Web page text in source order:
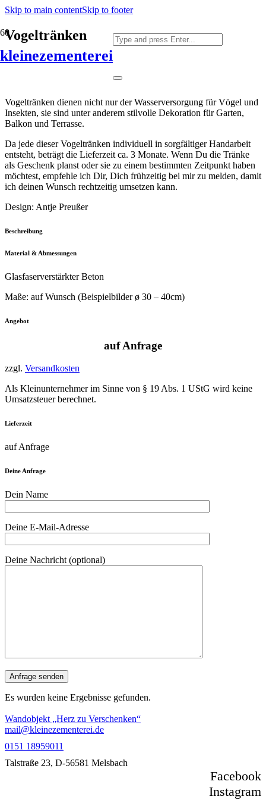
Skip to main contentSkip to footer
kleinezementerei
Vogeltränken
Vogeltränken dienen nicht nur der Wasserversorgung für Vögel und
Insekten, sie sind unter anderem stilvolle Dekoration für Garten,
Balkon und Terrasse.
Da jede dieser Vogeltränken individuell in sorgfältiger Handarbeit
entsteht, beträgt die Lieferzeit ca. 3 Monate. Wenn Du die Tränke
als Geschenk planst oder sie zu einem bestimmten Zeitpunkt haben
möchtest, empfehle ich Dir, Dich frühzeitig bei mir zu melden, damit
ich deinen Wunsch rechtzeitig umsetzen kann.
Design: Antje Preußer
Beschreibung
Material & Abmessungen
Glasfaserverstärkter Beton
Maße: auf Wunsch (Beispielbilder ø 30 – 40cm)
Angebot
auf Anfrage
zzgl. Versandkosten
Als Kleinunternehmer im Sinne von § 19 Abs. 1 UStG wird keine
Umsatzsteuer berechnet.
Lieferzeit
auf Anfrage
Deine Anfrage
Dein Name
Deine E-Mail-Adresse
Deine Nachricht (optional)
Es wurden keine Ergebnisse gefunden.
Wandobjekt „Herz zu Verschenken“
mail@kleinezementerei.de
0151 18959011
Talstraße 23, D-56581 Melsbach
Facebook
Instagram